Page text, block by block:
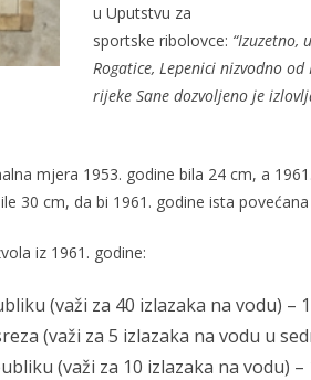
u Uputstvu za
sportske ribolovce: “Izuzetno,
Rogatice, Lepenici nizvodno
rijeke Sane dozvoljeno je
mjera 1953. godine bila 24 cm, a
30 cm, da bi 1961. godine ista
iz 1961. godine:
(važi za 40 izlazaka na vodu) –
(važi za 5 izlazaka na vodu u
(važi za 10 izlazaka na vodu) –